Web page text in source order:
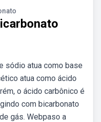
sódio atua como base
atua como ácido
o ácido carbônico é
com bicarbonato
gás. Webpaso a